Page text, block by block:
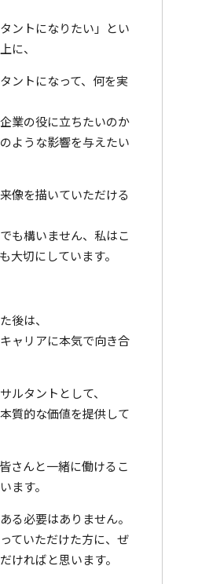
ントになりたい」とい
に、
ントになって、何を実
業の役に立ちたいのか
ような影響を与えたい
像を描いていただける
も構いません、私はこ
大切にしています。
後は、
ャリアに本気で向き合
ルタントとして、
質的な価値を提供して
さんと一緒に働けるこ
ます。
る必要はありません。
ていただけた方に、ぜ
ければと思います。